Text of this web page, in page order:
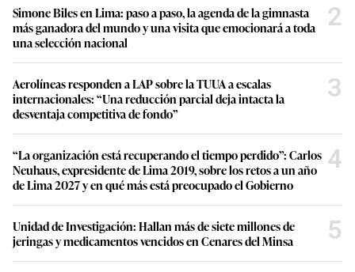
Simone Biles en Lima: paso a paso, la agenda de la gimnasta
más ganadora del mundo y una visita que emocionará a toda
una selección nacional
2
Aerolíneas responden a LAP sobre la TUUA a escalas
internacionales: “Una reducción parcial deja intacta la
desventaja competitiva de fondo”
3
“La organización está recuperando el tiempo perdido”: Carlos
Neuhaus, expresidente de Lima 2019, sobre los retos a un año
de Lima 2027 y en qué más está preocupado el Gobierno
4
Unidad de Investigación: Hallan más de siete millones de
jeringas y medicamentos vencidos en Cenares del Minsa
5